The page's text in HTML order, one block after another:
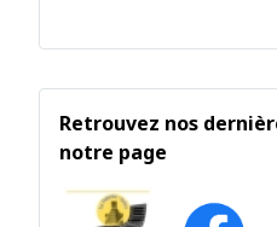
Retrouvez nos
notre page